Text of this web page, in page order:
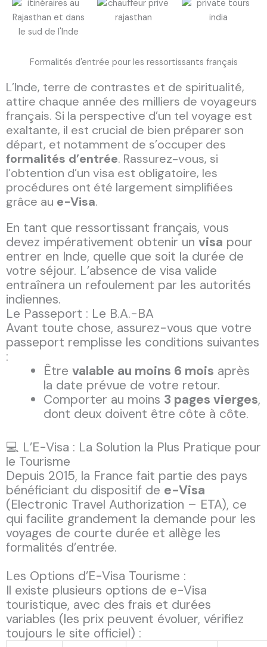
Formalités d'entrée pour les ressortissants français
L’Inde, terre de contrastes et de spiritualité,
attire chaque année des milliers de voyageurs
français. Si la perspective d’un tel voyage est
exaltante, il est crucial de bien préparer son
départ, et notamment de s’occuper des
formalités d’entrée. Rassurez-vous, si
l’obtention d’un visa est obligatoire, les
procédures ont été largement simplifiées
grâce au e-Visa.
En tant que ressortissant français, vous
devez impérativement obtenir un visa pour
entrer en Inde, quelle que soit la durée de
votre séjour. L’absence de visa valide
entraînera un refoulement par les autorités
indiennes.
Le Passeport : Le B.A.-BA
Avant toute chose, assurez-vous que votre
passeport remplisse les conditions suivantes
:
Être valable au moins 6 mois après
la date prévue de votre retour.
Comporter au moins 3 pages vierges,
dont deux doivent être côte à côte.
💻 L’E-Visa : La Solution la Plus Pratique pour
le Tourisme
Depuis 2015, la France fait partie des pays
bénéficiant du dispositif de e-Visa
(Electronic Travel Authorization – ETA), ce
qui facilite grandement la demande pour les
voyages de courte durée et allège les
formalités d’entrée.
Les Options d’E-Visa Tourisme :
Il existe plusieurs options de e-Visa
touristique, avec des frais et durées
variables (les prix peuvent évoluer, vérifiez
toujours le site officiel) :